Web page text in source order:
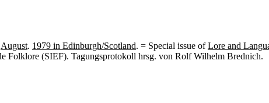
August. 1979 in Edinburgh/Scotland. = Special issue ofLore and
Folklore (SIEF). Tagungsprotokoll hrsg. von Rolf Wilhelm Brednich.